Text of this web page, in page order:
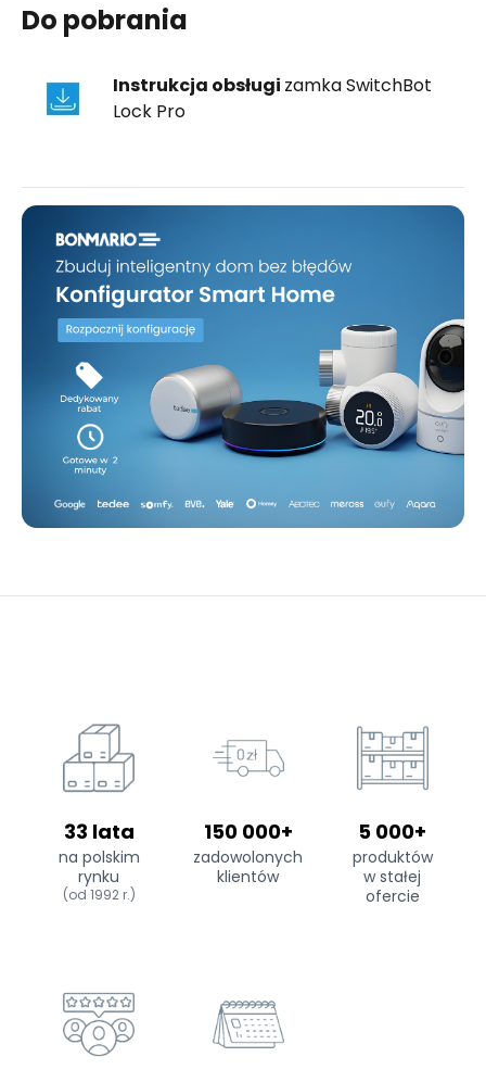
Do pobrania
Instrukcja obsługi zamka SwitchBot
Lock Pro
33 lata
na polskim
rynku
(od 1992 r.)
150 000+
zadowolonych
klientów
5 000+
produktów
w stałej
ofercie